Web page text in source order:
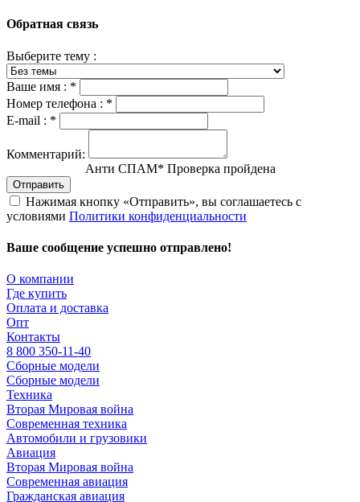
Обратная связь
Выберите тему :
Ваше имя : *
Номер телефона : *
E-mail : *
Комментарий:
Анти СПАМ* Проверка пройдена
Отправить
Нажимая кнопку «Отправить», вы соглашаетесь с
условиями Политики конфиденциальности
Ваше сообщение успешно отправлено!
О компании
Где купить
Оплата и доставка
Опт
Контакты
8 800 350-11-40
Сборные модели
Сборные модели
Техника
Вторая Мировая война
Современная техника
Автомобили и грузовики
Авиация
Вторая Мировая война
Современная авиация
Гражданская авиация